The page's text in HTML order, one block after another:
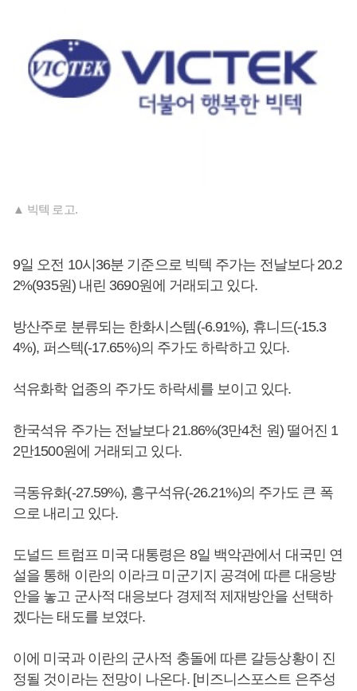
▲ 빅텍 로고.
9일 오전 10시36분 기준으로 빅텍 주가는 전날보다 20.2
2%(935원) 내린 3690원에 거래되고 있다.
방산주로 분류되는 한화시스템(-6.91%), 휴니드(-15.3
4%), 퍼스텍(-17.65%)의 주가도 하락하고 있다.
석유화학 업종의 주가도 하락세를 보이고 있다.
한국석유 주가는 전날보다 21.86%(3만4천 원) 떨어진 1
2만1500원에 거래되고 있다.
극동유화(-27.59%), 흥구석유(-26.21%)의 주가도 큰 폭
으로 내리고 있다.
도널드 트럼프 미국 대통령은 8일 백악관에서 대국민 연
설을 통해 이란의 이라크 미군기지 공격에 따른 대응방
안을 놓고 군사적 대응보다 경제적 제재방안을 선택하
겠다는 태도를 보였다.
이에 미국과 이란의 군사적 충돌에 따른 갈등상황이 진
정될 것이라는 전망이 나온다. [비즈니스포스트 은주성